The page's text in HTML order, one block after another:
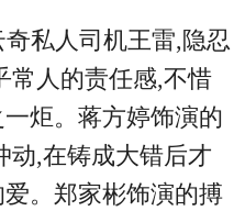
私人司机王雷,隐忍
常人的责任感,不惜
炬。蒋方婷饰演的
动,在铸成大错后才
。郑家彬饰演的搏